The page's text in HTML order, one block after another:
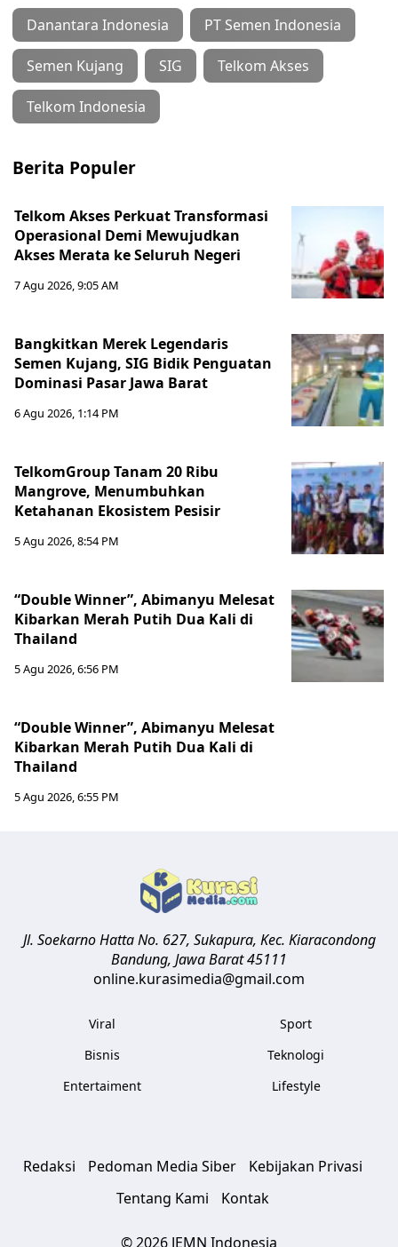
Danantara Indonesia PT Semen Indonesia
Semen Kujang SIG Telkom Akses
Telkom Indonesia
Berita Populer
Telkom Akses Perkuat Transformasi
Operasional Demi Mewujudkan
Akses Merata ke Seluruh Negeri
7 Agu 2026, 9:05 AM
Bangkitkan Merek Legendaris
Semen Kujang, SIG Bidik Penguatan
Dominasi Pasar Jawa Barat
6 Agu 2026, 1:14 PM
TelkomGroup Tanam 20 Ribu
Mangrove, Menumbuhkan
Ketahanan Ekosistem Pesisir
5 Agu 2026, 8:54 PM
“Double Winner”, Abimanyu Melesat
Kibarkan Merah Putih Dua Kali di
Thailand
5 Agu 2026, 6:56 PM
“Double Winner”, Abimanyu Melesat
Kibarkan Merah Putih Dua Kali di
Thailand
5 Agu 2026, 6:55 PM
Jl. Soekarno Hatta No. 627, Sukapura, Kec. Kiaracondong
Bandung, Jawa Barat45111
online.kurasimedia@gmail.com
Viral
Bisnis
Entertaiment
Sport
Teknologi
Lifestyle
Redaksi Pedoman Media Siber
Kebijakan Privasi
Tentang Kami
Kontak
© 2026 JEMN Indonesia